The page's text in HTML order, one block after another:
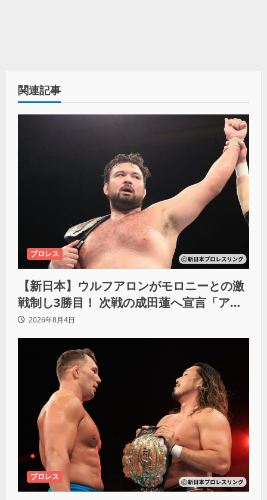
関連記事
プロレス
【新日本】ウルフアロンがモロニーとの激
戦制し3勝目！ 次戦の成田蓮へ宣言「アイ
ツの王道を俺の王道でぶち壊す」
2026年8月4日
プロレス